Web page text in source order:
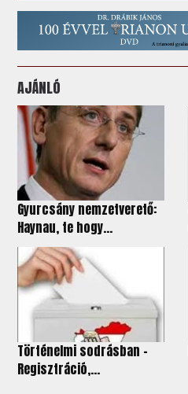
AJÁNLÓ
Gyurcsány nemzetverető:
Haynau, te hogy...
Történelmi sodrásban -
Regisztráció,...